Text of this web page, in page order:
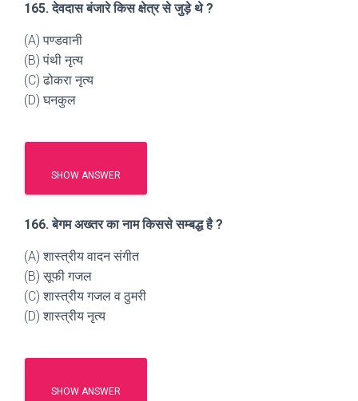
165. देवदास बंजारे किस क्षेत्र से जुड़े थे ?
(A) पण्डवानी
(B) पंथी नृत्य
(C) ढोकरा नृत्य
(D) घनकुल
SHOW ANSWER
166. बेगम अख्तर का नाम किससे सम्बद्ध है ?
(A) शास्त्रीय वादन संगीत
(B) सूफी गजल
(C) शास्त्रीय गजल व ठुमरी
(D) शास्त्रीय नृत्य
SHOW ANSWER